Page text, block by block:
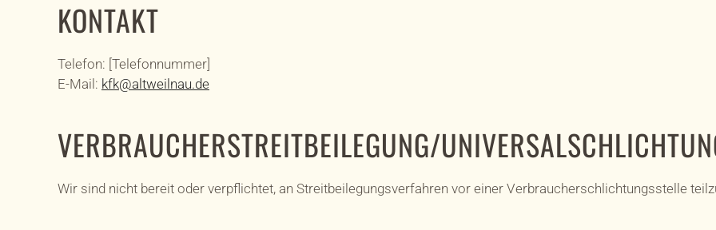
KONTAKT
Telefon: [Telefonnummer]
E-Mail: kfk@altweilnau.de
VERBRAUCHER­STREIT­BEILEGUNG/
Wir sind nicht bereit oder verpflichtet, an Streitbeilegungsverfahren vor einer Verbraucherschlichtungsstelle